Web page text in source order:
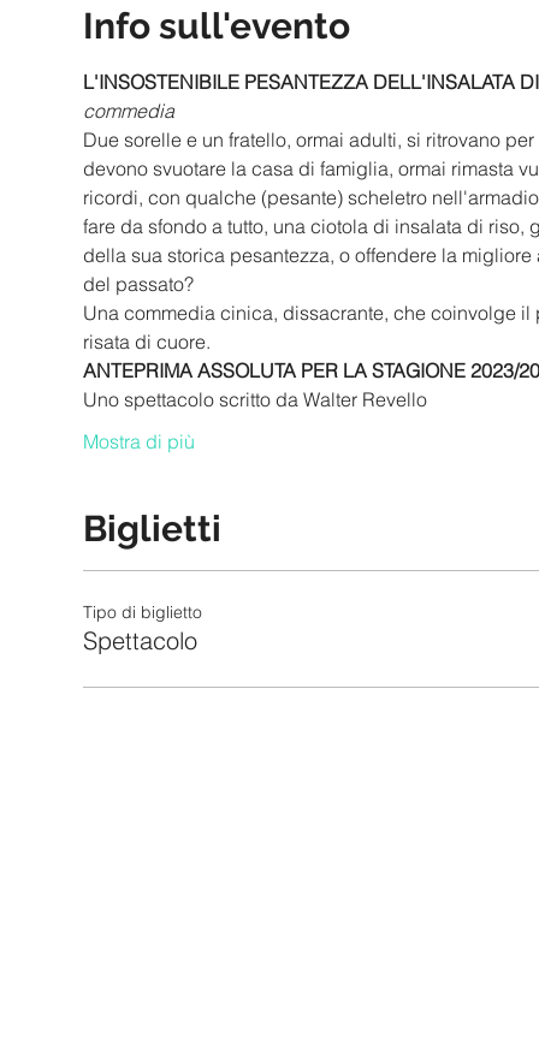
Info sull'evento
L'INSOSTENIBILE PESANTEZZA DELL'INSALATA
commedia
Due sorelle e un fratello, ormai adulti, si ritrovano
devono svuotare la casa di famiglia, ormai rimasta
ricordi, con qualche (pesante) scheletro
fare da sfondo a tutto, una ciotola di insalata di
della sua storica pesantezza, o offendere la
del passato?
Una commedia cinica, dissacrante, che coinvolge
risata di cuore.
ANTEPRIMA ASSOLUTA PER LA STAGIONE 2023/
Uno spettacolo scritto da Walter Revello
Mostra di più
Biglietti
Tipo di biglietto
Spettacolo